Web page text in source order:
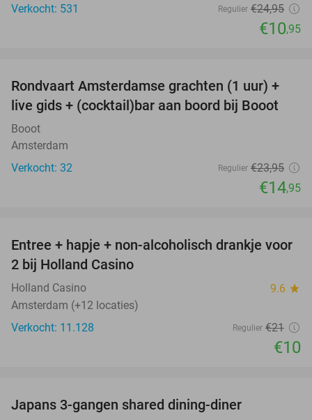
Verkocht: 531
Regulier €24,95
€10,95
38%
Rondvaart Amsterdamse grachten (1 uur) +
live gids + (cocktail)bar aan boord bij Booot
Booot
Amsterdam
Verkocht: 32
Regulier €23,95
€14,95
52%
Entree + hapje + non-alcoholisch drankje voor
2 bij Holland Casino
Holland Casino 9.6 star
Amsterdam (+12 locaties)
Verkocht: 11.128
Regulier €21
€10
Japans 3-gangen shared dining-diner